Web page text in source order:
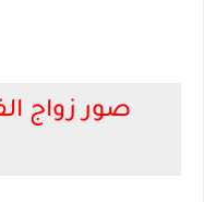
صور زواج